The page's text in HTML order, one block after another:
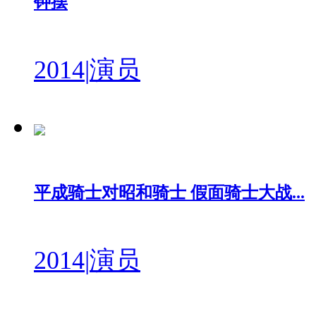
2014|演员
平成骑士对昭和骑士 假面骑士大战...
2014|演员